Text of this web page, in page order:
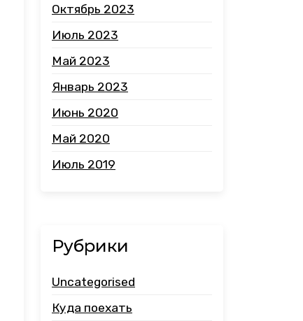
Октябрь 2023
Июль 2023
Май 2023
Январь 2023
Июнь 2020
Май 2020
Июль 2019
Рубрики
Uncategorised
Куда поехать